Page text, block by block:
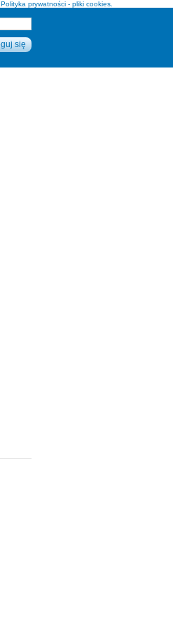
Polityka prywatności - pliki cookies.